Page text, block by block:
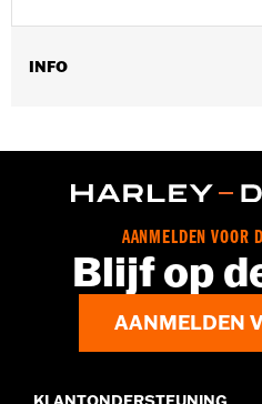
INFO
twee remschijfkits P/N 41500212.
Installatie-instructies
Positie op de motorfiets:
Apart verkocht:Wiel-
montagemateriaal
Per stuk verkocht:Elk
Wielmaat:19 Inch
AANMELDEN VOOR
Blijf op
AANMELDEN